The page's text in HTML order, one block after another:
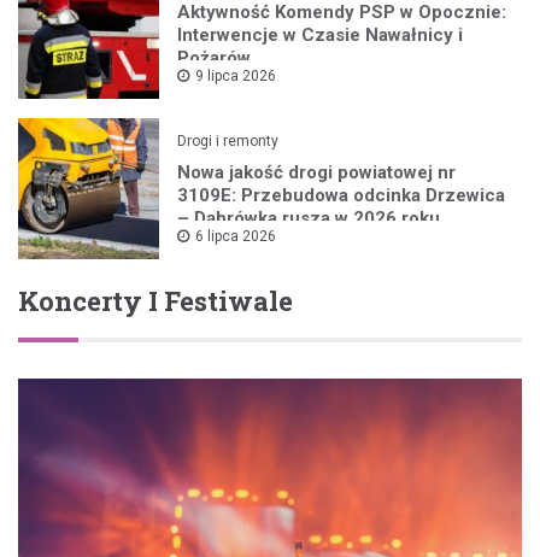
Aktywność Komendy PSP w Opocznie:
Interwencje w Czasie Nawałnicy i
Pożarów
9 lipca 2026
Drogi i remonty
Nowa jakość drogi powiatowej nr
3109E: Przebudowa odcinka Drzewica
– Dąbrówka rusza w 2026 roku
6 lipca 2026
Koncerty I Festiwale